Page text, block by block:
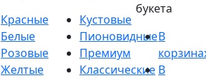
Красные
Белые
Розовые
Желтые
Кустовые
Пионовидные
Премиум
Классические
букета
В
В